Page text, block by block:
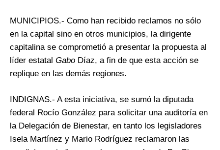
MUNICIPIOS.- Como han recibido reclamos no sólo
en la capital sino en otros municipios, la dirigente
capitalina se comprometió a presentar la propuesta al
líder estatal Gabo Díaz, a fin de que esta acción se
replique en las demás regiones.
INDIGNAS.- A esta iniciativa, se sumó la diputada
federal Rocío González para solicitar una auditoría en
la Delegación de Bienestar, en tanto los legisladores
Isela Martínez y Mario Rodríguez reclamaron las